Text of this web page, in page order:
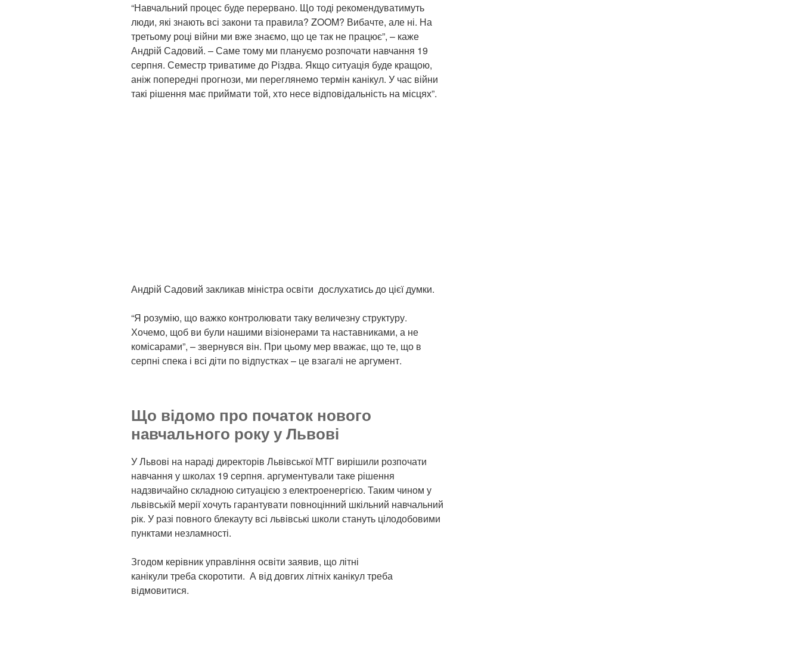
“Навчальний процес буде перервано. Що тоді рекомендуватимуть
люди, які знають всі закони та правила? ZOOM? Вибачте, але ні. На
третьому році війни ми вже знаємо, що це так не працює”, – каже
Андрій Садовий. – Саме тому ми плануємо розпочати навчання 19
серпня. Семестр триватиме до Різдва. Якщо ситуація буде кращою,
аніж попередні прогнози, ми переглянемо термін канікул. У час війни
такі рішення має приймати той, хто несе відповідальність на місцях”.
Андрій Садовий закликав міністра освіти дослухатись до цієї думки.
“Я розумію, що важко контролювати таку величезну структуру.
Хочемо, щоб ви були нашими візіонерами та наставниками, а не
комісарами”, – звернувся він. При цьому мер вважає, що те, що в
серпні спека і всі діти по відпустках – це взагалі не аргумент.
Що відомо про початок нового
навчального року у Львові
У Львові на нараді директорів Львівської МТГ вирішили розпочати
навчання у школах 19 серпня. аргументували таке рішення
надзвичайно складною ситуацією з електроенергією. Таким чином у
львівській мерії хочуть гарантувати повноцінний шкільний навчальний
рік. У разі повного блекауту всі львівські школи стануть цілодобовими
пунктами незламності.
Згодом керівник управління освіти заявив, що літні
канікули треба скоротити. А від довгих літніх канікул треба
відмовитися.